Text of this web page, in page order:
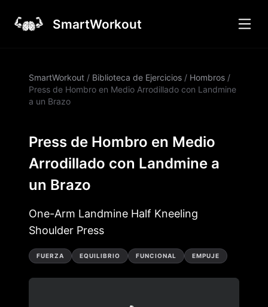
SmartWorkout
SmartWorkout / Biblioteca de Ejercicios / Hombros /
Press de Hombro en Medio Arrodillado con Landmine
a un Brazo
Press de Hombro en Medio
Arrodillado con Landmine a
un Brazo
One-Arm Landmine Half Kneeling
Shoulder Press
FUERZA EQUILIBRIO FUNCIONAL EMPUJE